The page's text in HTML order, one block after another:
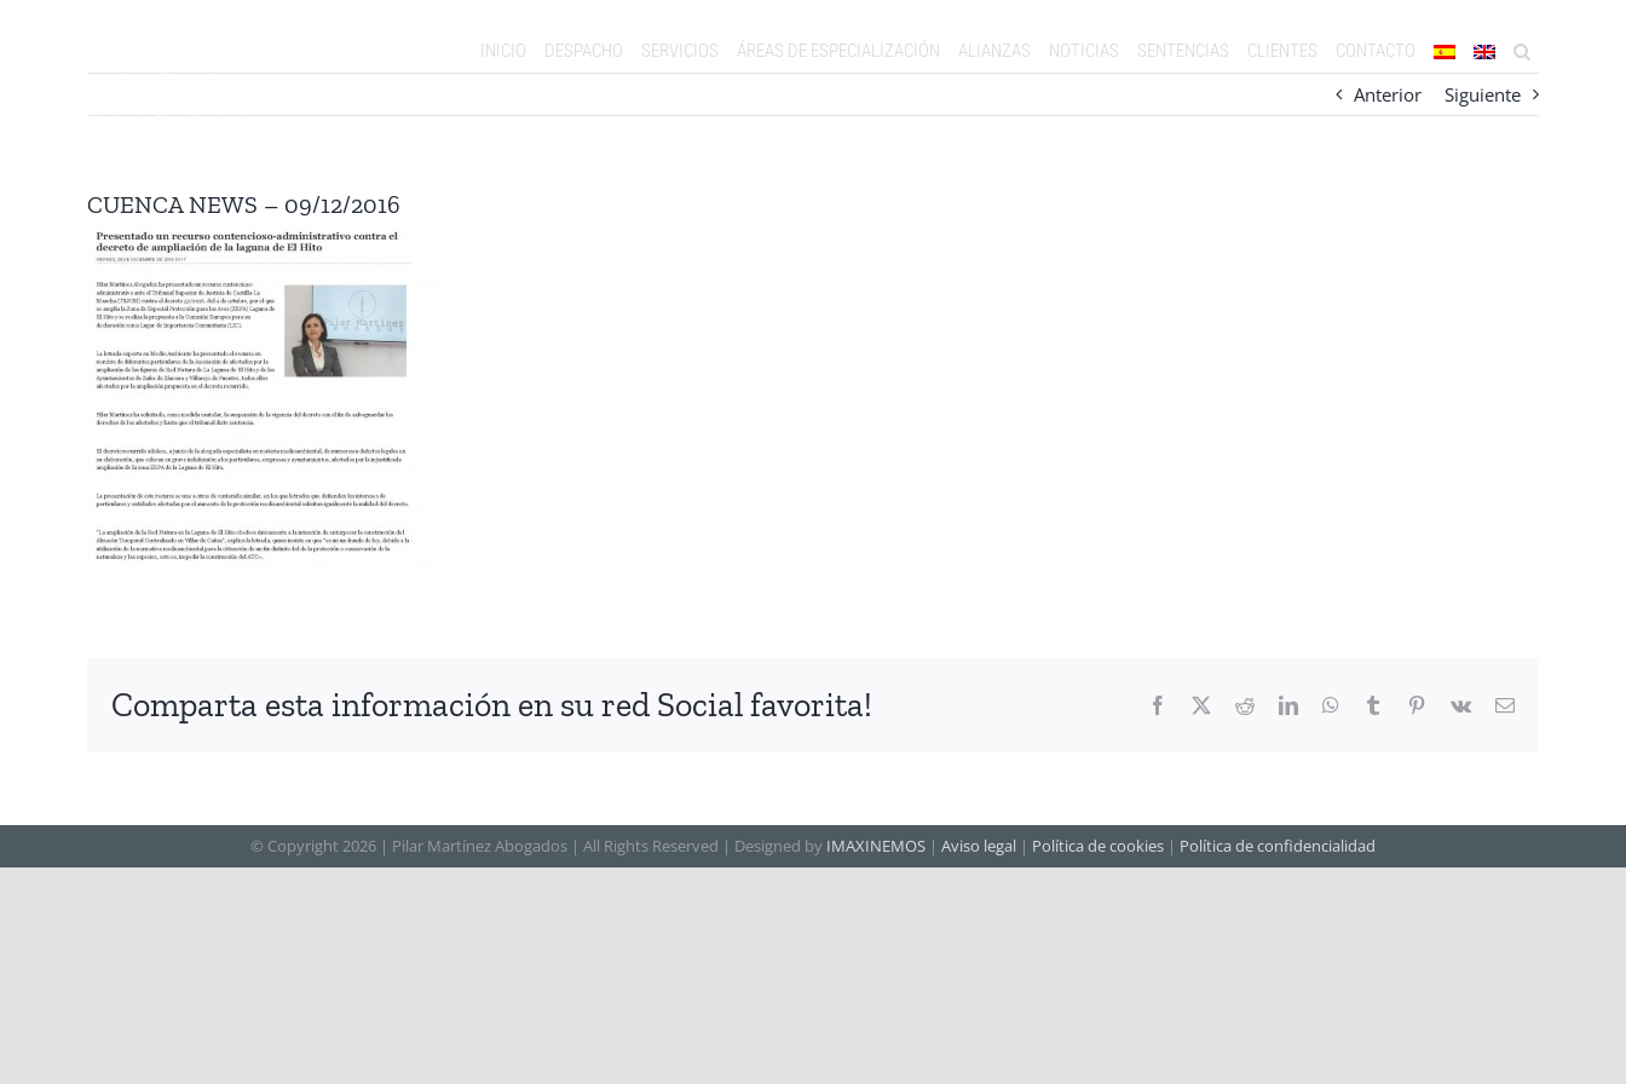
INICIO DESPACHO SERVICIOS ÁREAS DE ESPECIALIZACIÓN ALIANZAS NOTICIAS SENTENCIAS CLIENTES CONTACTO
Anterior Siguiente
CUENCA NEWS – 09/12/2016
Comparta esta información en su red Social favorita! Facebook RedditLinkedInWhatsApp
Tumblr Pinterest
Vk
Correo
© Copyright 2026 | Pilar Martínez Abogados | All Rights Reserved | Designed by IMAXINEMOS | Aviso legal | Política de cookies | Política de confidencialidad